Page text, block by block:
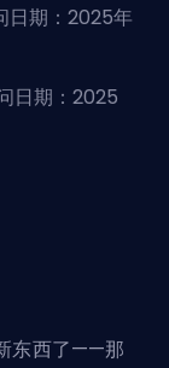
期：2025年
日期：2025
东西了——那